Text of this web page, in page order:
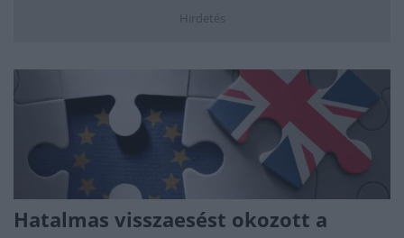
Hirdetés
Hatalmas visszaesést okozott a